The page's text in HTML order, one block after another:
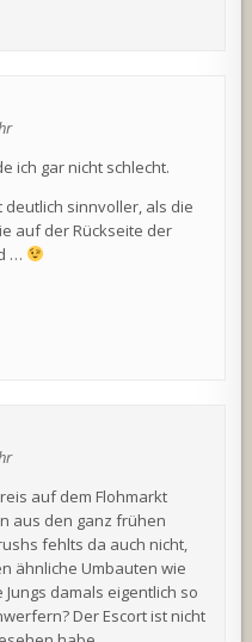
ich gar nicht schlecht.
sinnvoller, als die
auf der Rückseite der
…
auf dem Flohmarkt
aus den ganz frühen
fehlts da auch nicht,
ähnliche Umbauten wie
damals eigentlich so
Der Escort ist nicht